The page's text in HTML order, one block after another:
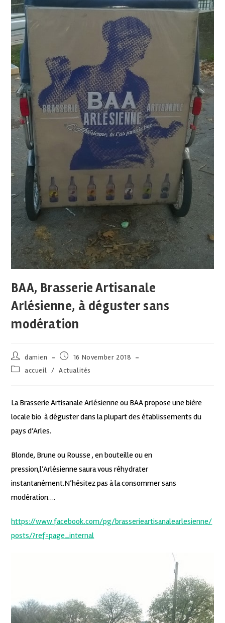
BAA, Brasserie Artisanale
Arlésienne, à déguster sans
modération
damien
16 November 2018
accueil / Actualités
La Brasserie Artisanale Arlésienne ou BAA propose une bière
locale bio à déguster dans la plupart des établissements du
pays d’Arles.
Blonde, Brune ou Rousse , en bouteille ou en
pression,l’Arlésienne saura vous réhydrater
instantanément.N’hésitez pas à la consommer sans
modération….
https://www.facebook.com/pg/brasserieartisanalearlesienne/
posts/?ref=page_internal